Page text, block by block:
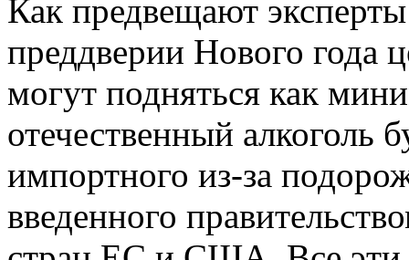
Как предвещают
преддверии Нового года
могут подняться как
отечественный алкоголь
импортного из-за
введенного